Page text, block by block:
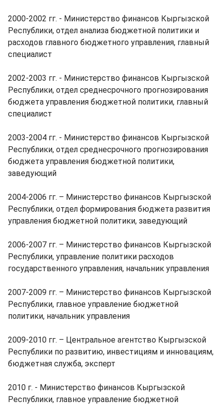
2000-2002 гг. - Министерство финансов Кыргызской
Республики, отдел анализа бюджетной политики и
расходов главного бюджетного управления, главный
специалист
2002-2003 гг. - Министерство финансов Кыргызской
Республики, отдел среднесрочного прогнозирования
бюджета управления бюджетной политики, главный
специалист
2003-2004 гг. - Министерство финансов Кыргызской
Республики, отдел среднесрочного прогнозирования
бюджета управления бюджетной политики,
заведующий
2004-2006 гг. – Министерство финансов Кыргызской
Республики, отдел формирования бюджета развития
управления бюджетной политики, заведующий
2006-2007 гг. – Министерство финансов Кыргызской
Республики, управление политики расходов
государственного управления, начальник управления
2007-2009 гг. – Министерство финансов Кыргызской
Республики, главное управление бюджетной
политики, начальник управления
2009-2010 гг. – Центральное агентство Кыргызской
Республики по развитию, инвестициям и инновациям,
бюджетная служба, эксперт
2010 г. - Министерство финансов Кыргызской
Республики, главное управление бюджетной